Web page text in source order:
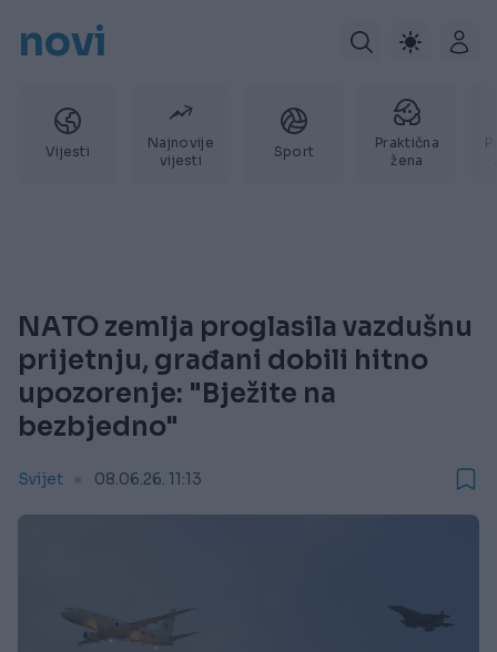
novi
Vijesti
Najnovije
vijesti
Sport
Praktična
žena
NATO zemlja proglasila vazdušnu
prijetnju, građani dobili hitno
upozorenje: "Bježite na
bezbjedno"
Svijet 08.06.26. 11:13